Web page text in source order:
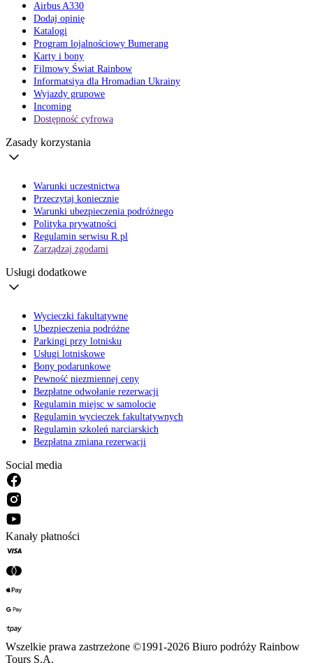
Airbus A330
Dodaj opinię
Katalogi
Program lojalnościowy Bumerang
Karty i bony
Filmowy Świat Rainbow
Informatsiya dla Hromadian Ukrainy
Wyjazdy grupowe
Incoming
Dostępność cyfrowa
Zasady korzystania
Warunki uczestnictwa
Przeczytaj koniecznie
Warunki ubezpieczenia podróżnego
Polityka prywatności
Regulamin serwisu R.pl
Zarządzaj zgodami
Usługi dodatkowe
Wycieczki fakultatywne
Ubezpieczenia podróżne
Parkingi przy lotnisku
Usługi lotniskowe
Bony podarunkowe
Pewność niezmiennej ceny
Bezpłatne odwołanie rezerwacji
Regulamin miejsc w samolocie
Regulamin wycieczek fakultatywnych
Regulamin szkoleń narciarskich
Bezpłatna zmiana rezerwacji
Social media
Kanały płatności
Wszelkie prawa zastrzeżone ©1991-2026 Biuro podróży Rainbow
Tours S.A.